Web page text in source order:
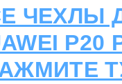
ЧЕХЛЫ
P20